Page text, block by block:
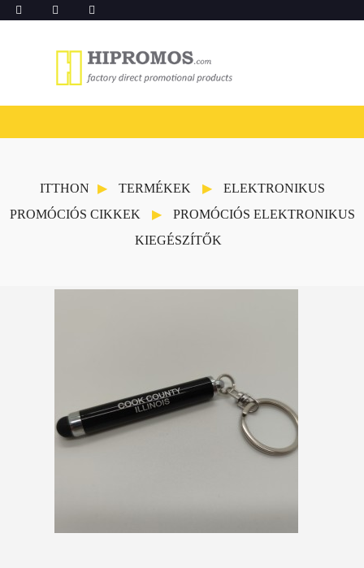
ITTHON TERMÉKEK
ELEKTRONIKUS
PROMÓCIÓS CIKKEK
PROMÓCIÓS ELEKTRONIKUS
KIEGÉSZÍTŐK